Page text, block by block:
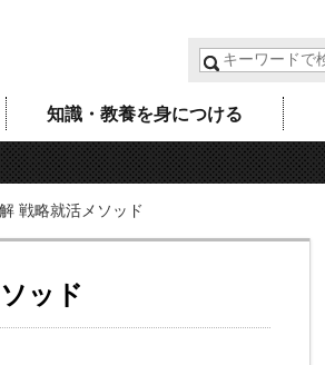
知識・教養を身につける
戦略就活メソッド
ッド